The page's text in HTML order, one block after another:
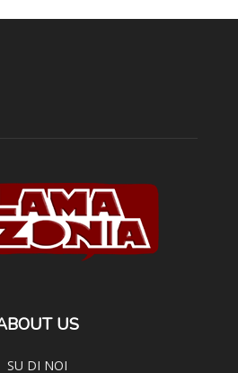
US
SU DI NOI